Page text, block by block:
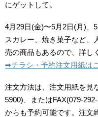
にゲットして。
4月29日(金)〜5月2日(月)、
スカレー、焼き菓子など、
売の商品もあるので、詳し
➡︎チラシ・予約注文用紙は
注文方法は、注文用紙を見
5900)、またはFAX(079-
からも予約可能です。注文